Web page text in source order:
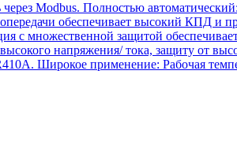
Modbus. Полностью
обеспечивает высокий КПД и
с множественной защитой
напряжения/ тока, защиту от
Широкое применение: Рабочая